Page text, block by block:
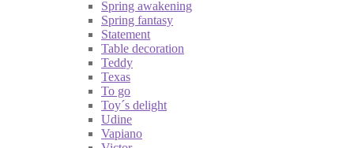
Spring awakening
Spring fantasy
Statement
Table decoration
Teddy
Texas
To go
Toy´s delight
Udine
Vapiano